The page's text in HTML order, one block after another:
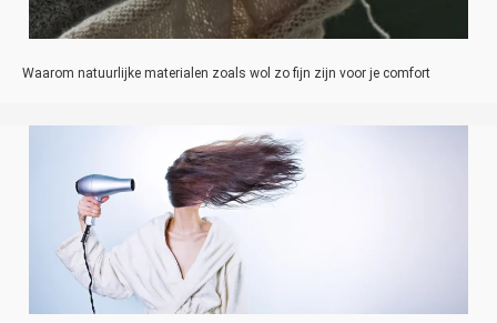
Waarom natuurlijke materialen zoals wol zo fijn zijn voor je comfort